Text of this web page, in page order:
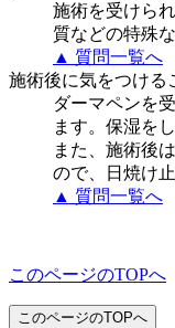
施術を受けら
質などの特殊
▲ 質問一覧へ
施術後に気をつける
ダーマペンを
ます。保湿を
また、施術後
ので、日焼け
▲ 質問一覧へ
このページのTOPへ
このページのTOPへ